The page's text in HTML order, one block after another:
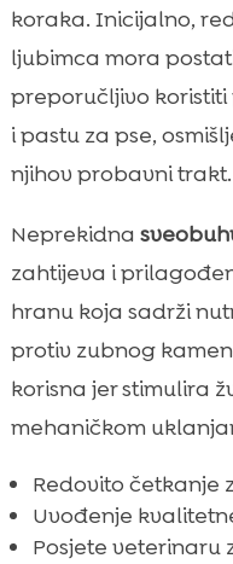
koraka. Inicijalno,
ljubimca mora
preporučljivo
i pastu za pse,
njihov probavni trakt.
Neprekidna
zahtijeva i
hranu koja sadrži
protiv zubnog
korisna jer stimulira
mehaničkom
Redovito četkanje
Uvođenje
Posjete veterinaru